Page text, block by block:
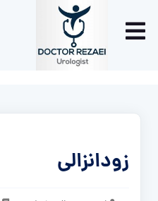
زودانزالی